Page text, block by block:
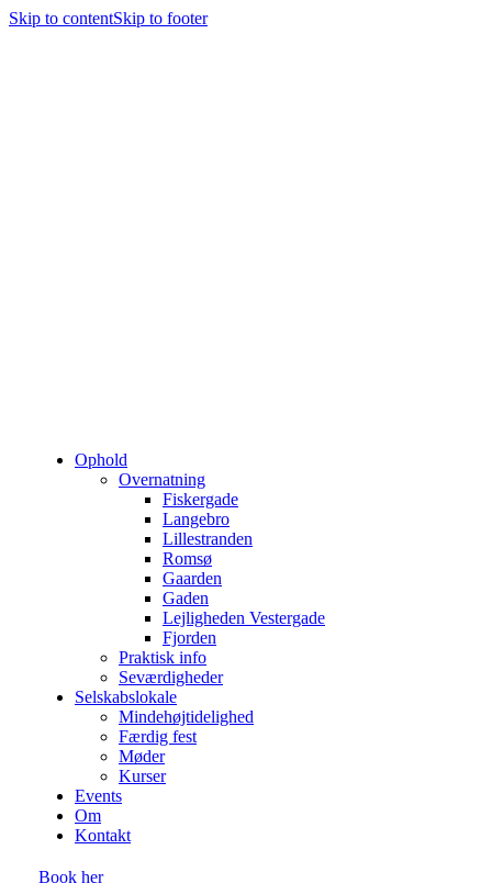
Skip to contentSkip to footer
Ophold
Overnatning
Fiskergade
Langebro
Lillestranden
Romsø
Gaarden
Gaden
Lejligheden Vestergade
Fjorden
Praktisk info
Seværdigheder
Selskabslokale
Mindehøjtidelighed
Færdig fest
Møder
Kurser
Events
Om
Kontakt
Book her